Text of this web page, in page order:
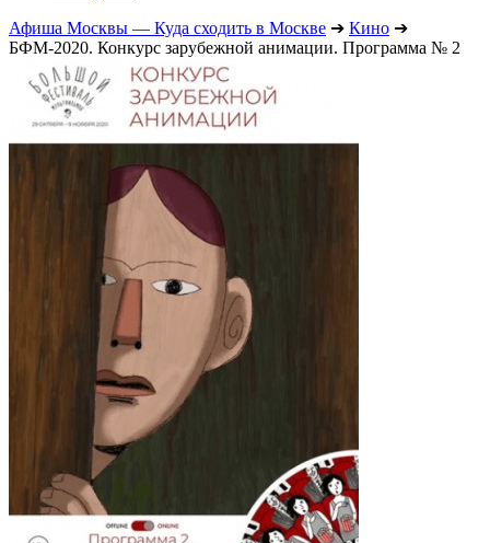
Афиша Москвы — Куда сходить в Москве ➔ Кино ➔
БФМ-2020. Конкурс зарубежной анимации. Программа № 2